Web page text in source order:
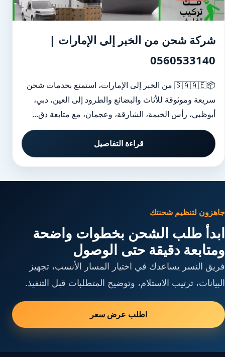
شركة شحن من الخبر إلى الإمارات |
0560533140
📦🇸🇦🇦🇪 من الخبر إلى الإمارات، استمتع بخدمات شحن
سريعة وموثوقة للأثاث والبضائع والطرود إلى العين، دبي،
أبوظبي، رأس الخيمة، الشارقة، وعجمان، مع متابعة دق...
قراءة التفاصيل
جاهزون لتنظيم شحنتك
ابدأ طلب الشحن بخطوات واضحة
ومتابعة دقيقة حتى الوصول
فريق النسر يساعدك في اختيار المسار الأنسب، تجهيز
البيانات، ترتيب الاستلام، وتوضيح المتطلبات قبل التنفيذ.
اطلب عرض سعر